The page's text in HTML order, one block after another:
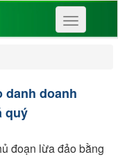
Toggle
navigation
danh doanh
quý
đoạn lừa đảo bằng